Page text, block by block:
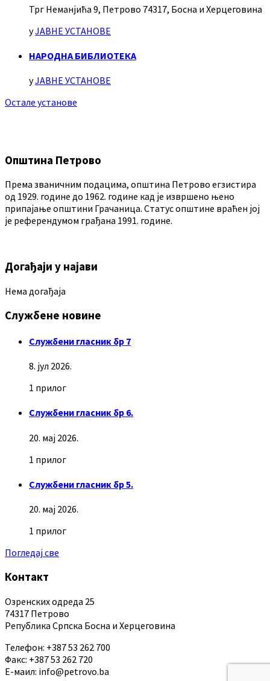
Трг Неманјића 9, Петрово 74317, Босна и Херцеговина
уЈАВНЕ УСТАНОВЕ
НАРОДНА БИБЛИОТЕКА
уЈАВНЕ УСТАНОВЕ
Остале установе
Општина Петрово
Према званичним подацима, општина Петрово егзистира
од 1929. године до 1962. године кад је извршено њено
припајање општини Грачаница. Статус општине враћен јој
је референдумом грађана 1991. године.
Догађаји у најави
Нема догађаја
Службене новине
Службени гласник бр 7
8. јул 2026.
1 прилог
Службени гласник бр 6.
20. мај 2026.
1 прилог
Службени гласник бр 5.
20. мај 2026.
1 прилог
Погледај све
Контакт
Озренских одреда 25
74317 Петрово
Република Српска Босна и Херцеговина
Телефон: +387 53 262 700
Факс: +387 53 262 720
Е-маил: info@petrovo.ba